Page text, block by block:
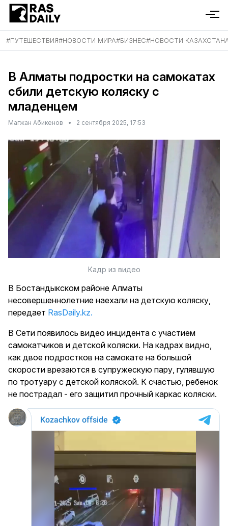
#ПУТЕШЕСТВИЯ#НОВОСТИ МИРА#БИЗНЕС#НОВОСТИ
В Алматы подростки на самокатах
сбили детскую коляску с
младенцем
Магжан Абикенов • 2 сентября 2025, 17:53
Кадр из видео
В Бостандыкском районе Алматы
несовершеннолетние наехали на детскую коляску,
передает RasDaily.kz.
В Сети появилось видео инцидента с участием
самокатчиков и детской коляски. На кадрах видно,
как двое подростков на самокате на большой
скорости врезаются в супружескую пару, гулявшую
по тротуару с детской коляской. К счастью, ребенок
не пострадал - его защитил прочный каркас коляски.